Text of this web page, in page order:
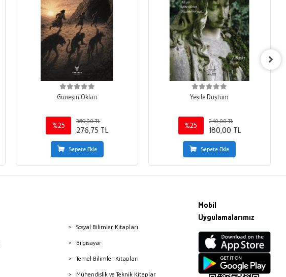
Güneşin Okları
%25
369,00 TL
276,75 TL
Sepete Ekle
Yeşile Düştüm
%25
240,00 TL
180,00 TL
Sepete Ekle
Sosyal Bilimler Kitapları
Bilgisayar
Temel Bilimler Kitapları
Mühendislik ve Teknik Kitaplar
Mobil
Uygulamalarımız